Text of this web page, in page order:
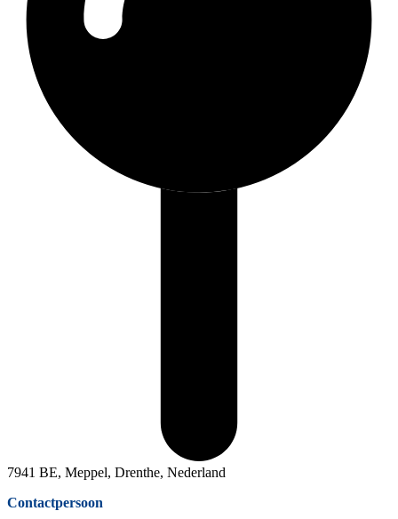
7941 BE, Meppel, Drenthe, Nederland
Contactpersoon